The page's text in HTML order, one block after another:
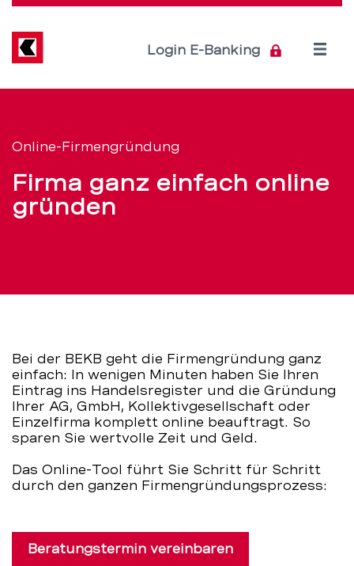
online
gründen:
jetzt
IFJ
–
BEKB
Direkt
Inhalt
Login E-Banking
Open
Online-Firmengründung
Firma ganz einfach online
gründen
Bei der BEKB geht die Firmengründung ganz
einfach: In wenigen Minuten haben Sie Ihren
Eintrag ins Handelsregister und die Gründung
Ihrer AG, GmbH, Kollektivgesellschaft oder
Einzelfirma komplett online beauftragt. So
sparen Sie wertvolle Zeit und Geld.
Das Online-Tool führt Sie Schritt für Schritt
durch den ganzen Firmengründungsprozess:
Beratungstermin vereinbaren